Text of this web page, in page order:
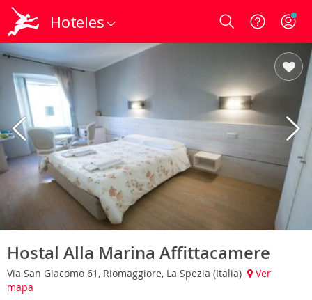
Hoteles Login
Hostal Alla Marina Affittacamere
Via San Giacomo 61, Riomaggiore, La Spezia (Italia)
Ver
mapa